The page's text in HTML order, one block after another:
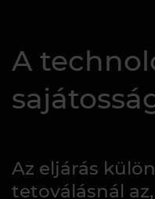
A
Az eljárás
tetoválásnál